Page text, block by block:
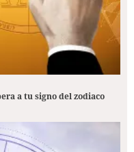
a tu signo del zodiaco